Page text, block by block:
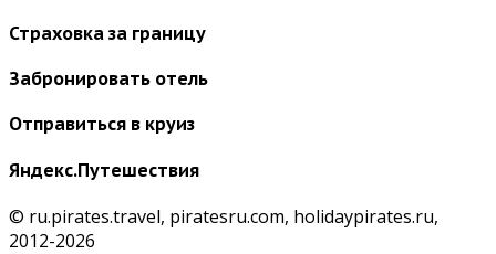
Страховка за границу
Забронировать отель
Отправиться в круиз
Яндекс.Путешествия
© ru.pirates.travel, piratesru.com, holidaypirates.ru,
2012-2026